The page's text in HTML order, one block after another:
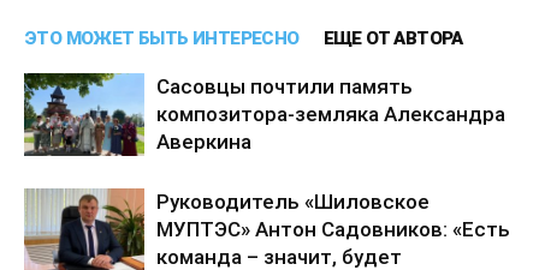
ЭТО МОЖЕТ БЫТЬ ИНТЕРЕСНО ЕЩЕ ОТ АВТОРА
Сасовцы почтили память
композитора-земляка Александра
Аверкина
Руководитель «Шиловское
МУПТЭС» Антон Садовников: «Есть
команда – значит, будет